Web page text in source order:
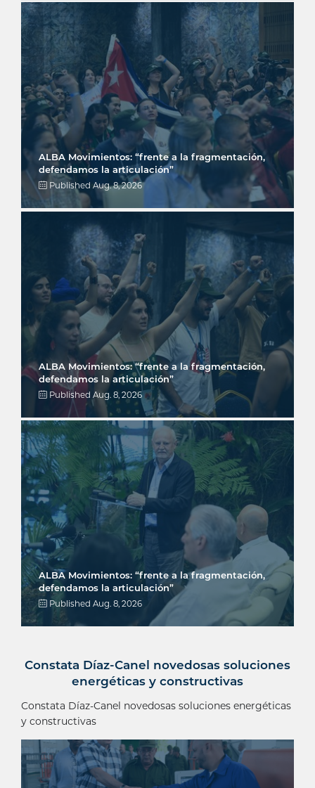
ALBA Movimientos: “frente a la fragmentación,
defendamos la articulación”
Published Aug. 8, 2026
ALBA Movimientos: “frente a la fragmentación,
defendamos la articulación”
Published Aug. 8, 2026
ALBA Movimientos: “frente a la fragmentación,
defendamos la articulación”
Published Aug. 8, 2026
Constata Díaz-Canel novedosas soluciones
energéticas y constructivas
Constata Díaz-Canel novedosas soluciones energéticas
y constructivas